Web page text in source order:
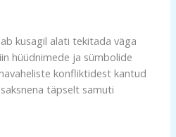
kusagil alati tekitada väga
hüüdnimede ja sümbolide
konfliktidest kantud
täpselt samuti